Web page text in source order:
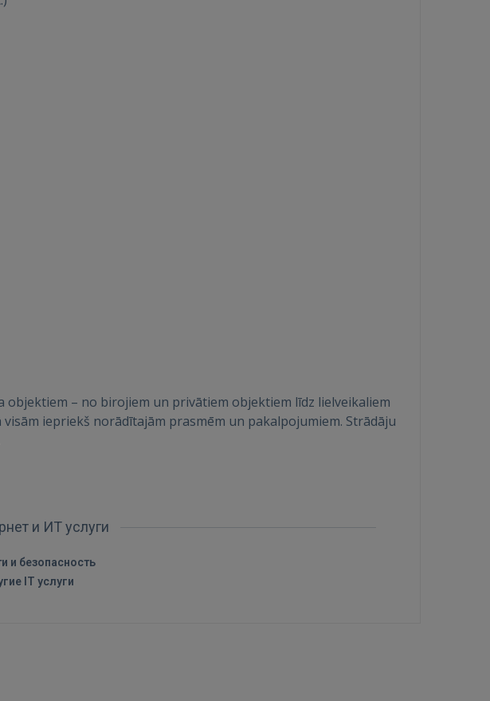
– no birojiem un privātiem objektiem līdz lielveikaliem
iepriekš norādītajām prasmēm un pakalpojumiem. Strādāju
и ИТ услуги
и безопасность
IT услуги